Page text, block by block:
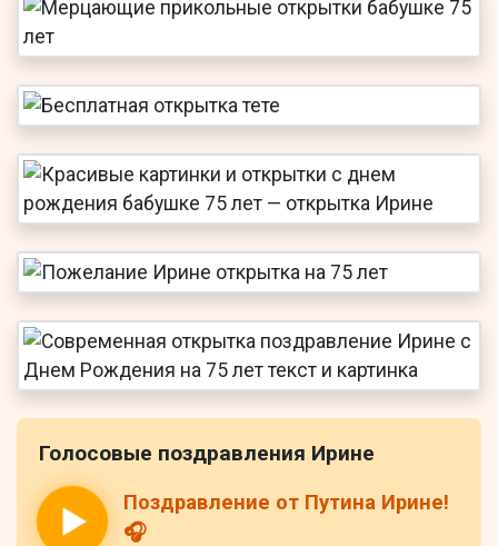
Голосовые поздравления Ирине
Поздравление от Путина Ирине!
🎧